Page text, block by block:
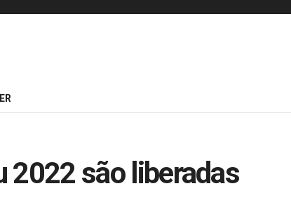
2022 são liberadas